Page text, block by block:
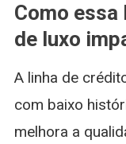
Como
de luxo
A linha de
com baixo
melhora a